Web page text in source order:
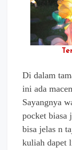
Di dalam
ini ada
Sayangnya
pocket biasa
bisa jelas n
kuliah dapet